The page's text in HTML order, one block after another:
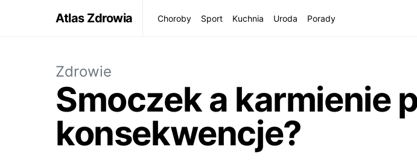
Atlas Zdrowia Choroby Sport Kuchnia Uroda Porady
Zdrowie
Smoczek a karmienie
konsekwencje?